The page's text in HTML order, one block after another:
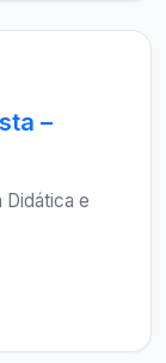
–
e